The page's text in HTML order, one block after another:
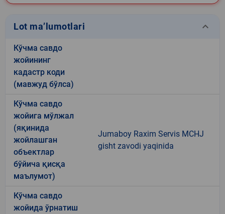
Lot ma’lumotlari keyboard_arrow_down
Кўчма савдо
жойининг
кадастр коди
(мавжуд бўлса)
Кўчма савдо
жойига мўлжал
(яқинида
жойлашган
объектлар
бўйича қисқа
маълумот)
Jumaboy Raxim Servis MCHJ
gisht zavodi yaqinida
Кўчма савдо
жойида ўрнатиш